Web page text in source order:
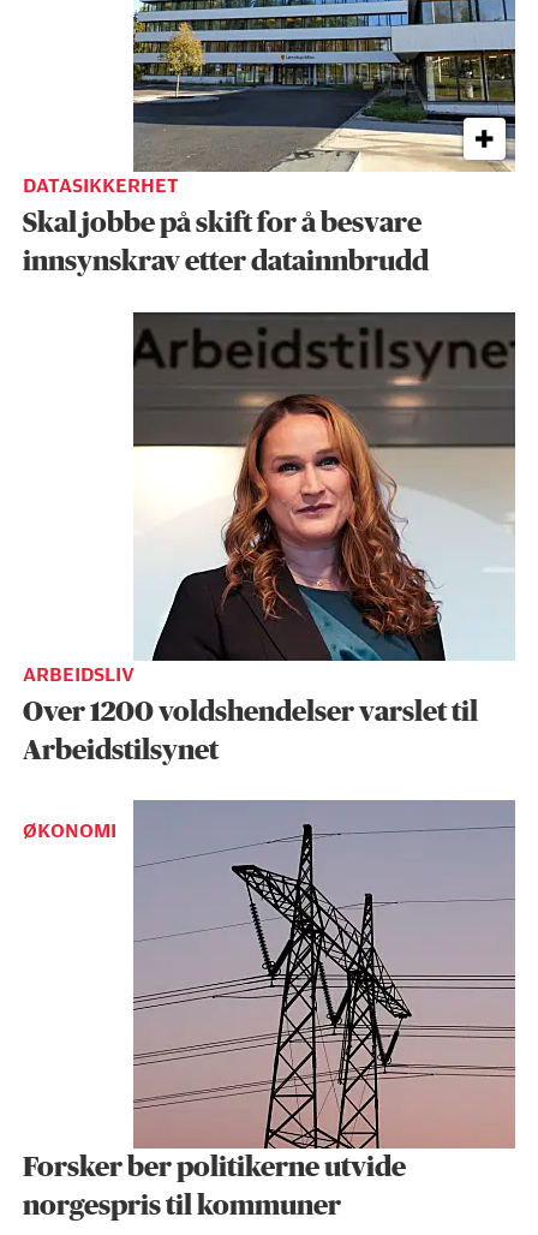
DATASIKKERHET
Skal jobbe på skift for å besvare
innsynskrav etter datainnbrudd
ARBEIDSLIV
Over 1200 voldshendelser varslet til
Arbeidstilsynet
ØKONOMI
Forsker ber politikerne utvide
norgespris til kommuner